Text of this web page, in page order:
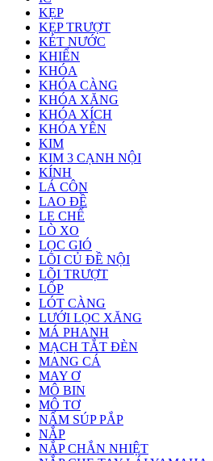
KẸP
KẸP TRƯỢT
KÉT NƯỚC
KHIỂN
KHÓA
KHÓA CÀNG
KHÓA XĂNG
KHÓA XÍCH
KHÓA YÊN
KIM
KIM 3 CẠNH NỘI
KÍNH
LÁ CÔN
LAO ĐỀ
LE CHẾ
LÒ XO
LỌC GIÓ
LÕI CỦ ĐỀ NỘI
LÕI TRƯỢT
LỐP
LÓT CÀNG
LƯỚI LỌC XĂNG
MÁ PHANH
MẠCH TẮT ĐÈN
MANG CÁ
MAY Ơ
MÔ BIN
MÔ TƠ
NẤM SÚP PẮP
NẮP
NẮP CHẮN NHIỆT